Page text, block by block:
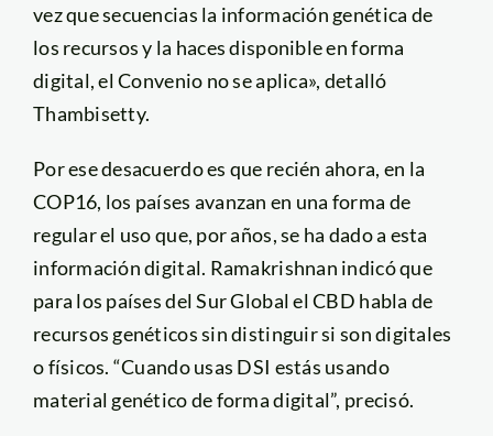
vez que secuencias la información genética de
los recursos y la haces disponible en forma
digital, el Convenio no se aplica», detalló
Thambisetty.
Por ese desacuerdo es que recién ahora, en la
COP16, los países avanzan en una forma de
regular el uso que, por años, se ha dado a esta
información digital. Ramakrishnan indicó que
para los países del Sur Global el CBD habla de
recursos genéticos sin distinguir si son digitales
o físicos. “Cuando usas DSI estás usando
material genético de forma digital”, precisó.